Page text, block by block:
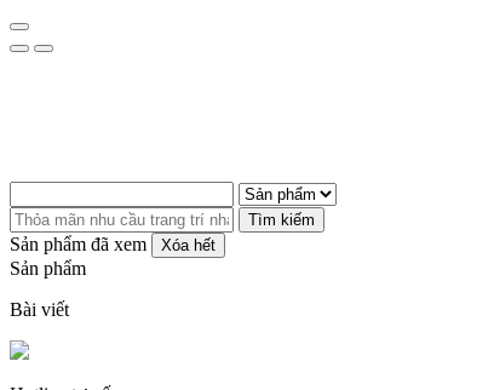
Tìm kiếm
Sản phẩm đã xem Xóa hết
Sản phẩm
Bài viết